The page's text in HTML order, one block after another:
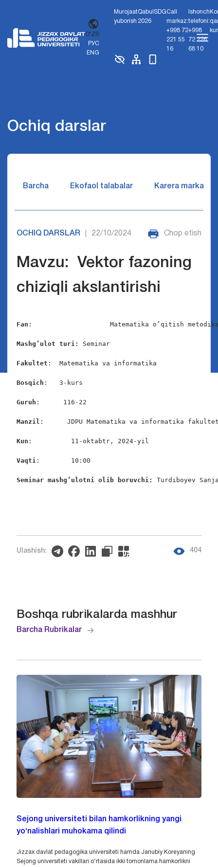
O'ZB
РУС
ENG
Murojaat
yuborish
Qabul
2026
SDGCall
markaz:
+998 72
221 55
16
Ishonch
telefoni:
+998
72 226
68 10
Ochiq darslar
Barcha Ekofaol talabalar Karera markazi
OCHIQ DARSLAR 22/10/2024 Chop etish
Mavzu: Vektor fazoning
chiziqli akslantirishi
Fan :                    Matematika o’qitish
Mashg’ulot turi: Seminar
Fakultet :  Matematika va informatika
Bosqich :   3-kurs
Guruh :      116-22
Manzil :      JDPU Matematika va informatika
Kun :          11-oktabtr, 2024-yil
Vaqti:        10:00
Seminar mashg’ulotni olib boruvchi: Turdiboyev
Ulashish: 404
Boshqa rubrikalarda mashhur
Barcha Rubrikalar
Sejong universiteti bilan hamkorlikning yangi
yo‘nalishlari muhokama qilindi
Jizzax davlat pedagogika universiteti hamda Janubiy Koreyaning
Sejong universiteti vakillari o‘rtasida ikki tomonlama hamkorlikni